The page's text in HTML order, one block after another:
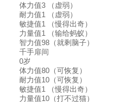
体力值3 （虚弱）
耐力值1 （虚弱）
敏捷值1 （慢得出奇）
力量值1 （输给蚂蚁）
智力值98（就剩脑子）
千手扉间
0岁
体力值80（可恢复）
耐力值10（可恢复）
敏捷值1 （慢得出奇）
力量值10（打不过猫）